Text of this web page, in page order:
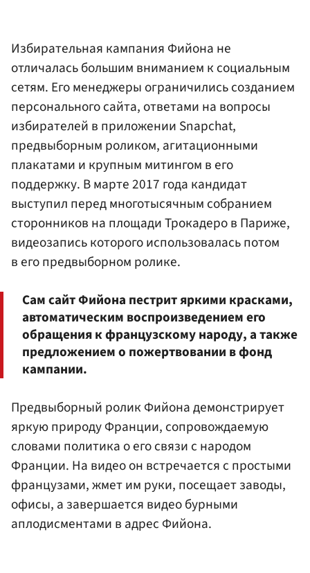
Избирательная кампания Фийона не
отличалась большим вниманием к социальным
сетям. Его менеджеры ограничились созданием
персонального сайта, ответами на вопросы
избирателей в приложении Snapchat,
предвыборным роликом, агитационными
плакатами и крупным митингом в его
поддержку. В марте 2017 года кандидат
выступил перед многотысячным собранием
сторонников на площади Трокадеро в Париже,
видеозапись которого использовалась потом
в его предвыборном ролике.
Сам сайт Фийона пестрит яркими красками,
автоматическим воспроизведением его
обращения к французскому народу, а также
предложением о пожертвовании в фонд
кампании.
Предвыборный ролик Фийона демонстрирует
яркую природу Франции, сопровождаемую
словами политика о его связи с народом
Франции. На видео он встречается с простыми
французами, жмет им руки, посещает заводы,
офисы, а завершается видео бурными
аплодисментами в адрес Фийона.